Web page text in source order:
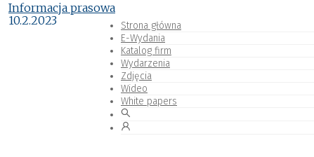
Strona główna
E-Wydania
Katalog firm
Wydarzenia
Zdjęcia
Wideo
White papers
Informacja prasowa
10.2.2023